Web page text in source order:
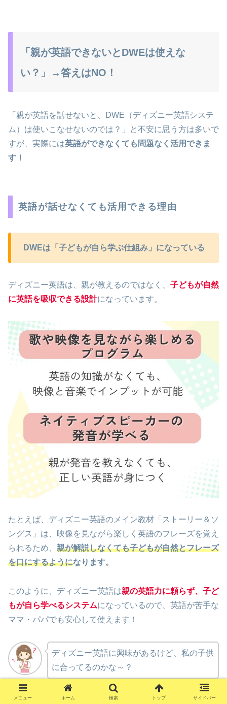
「親が英語できないとDWEは使えな
い？」→答えはNO！
「親が英語を話せないと、DWE（ディズニー英語システ
ム）は使いこなせないのでは？」と不安に思う方は多いで
すが、実際には英語ができなくても問題なく活用できま
す！
英語が話せなくても活用できる理由
DWEは「子どもが自ら学ぶ仕組み」になっている
ディズニー英語は、親が教えるのではなく、 子どもが自然
に英語を吸収できる設計になっています。
たとえば、ディズニー英語のメイン教材「ストーリー＆ソ
ングス」は、映像を見ながら楽しく英語のフレーズを覚え
られるため、 親が解説しなくても子どもが自然とフレーズ
を口にするようになります。
このように、ディズニー英語は親の英語力に頼らず、子ど
もが自ら学べるシステムになっているので、英語が苦手な
ママ・パパでも安心して使えます！
ディズニー英語に興味があるけど、私の子供
に合ってるのかな～？
メニュー ホーム 検索 トップ サイドバー